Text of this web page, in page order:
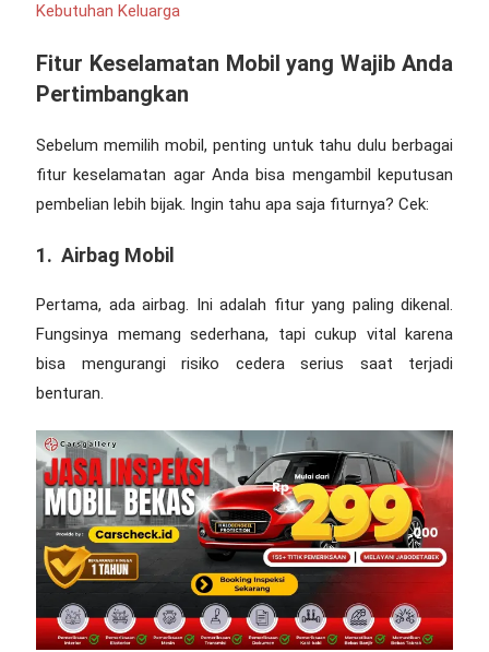
Kebutuhan Keluarga
Fitur Keselamatan Mobil yang Wajib Anda
Pertimbangkan
Sebelum memilih mobil, penting untuk tahu dulu berbagai
fitur keselamatan agar Anda bisa mengambil keputusan
pembelian lebih bijak. Ingin tahu apa saja fiturnya? Cek:
1. Airbag Mobil
Pertama, ada airbag. Ini adalah fitur yang paling dikenal.
Fungsinya memang sederhana, tapi cukup vital karena
bisa mengurangi risiko cedera serius saat terjadi
benturan.